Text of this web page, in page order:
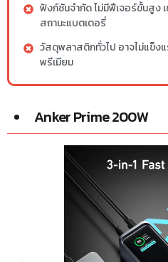
ฟังก์ชันจำกัด ไม่มีฟีเจอร์ขั้นสูง
สถานะแบตเตอรี่
วัสดุพลาสติกทั่วไป อาจไม่แข็ง
พรีเมียม
Anker Prime 200W